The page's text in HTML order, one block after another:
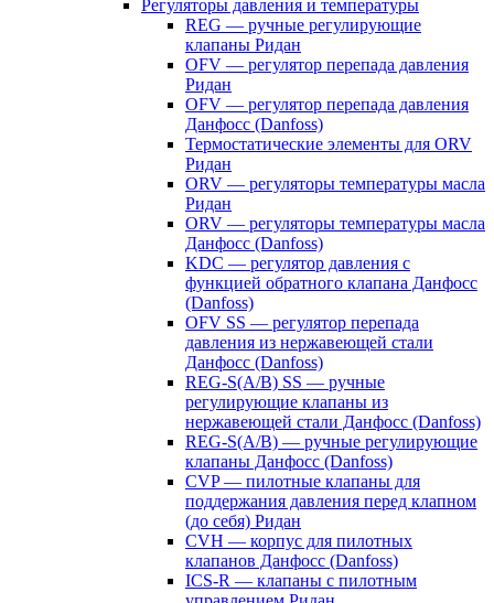
Регуляторы давления и температуры
REG — ручные регулирующие
клапаны Ридан
OFV — регулятор перепада давления
Ридан
OFV — регулятор перепада давления
Данфосс (Danfoss)
Термостатические элементы для ORV
Ридан
ORV — регуляторы температуры масла
Ридан
ORV — регуляторы температуры масла
Данфосс (Danfoss)
KDC — регулятор давления с
функцией обратного клапана Данфосс
(Danfoss)
OFV SS — регулятор перепада
давления из нержавеющей стали
Данфосс (Danfoss)
REG-S(A/B) SS — ручные
регулирующие клапаны из
нержавеющей стали Данфосс (Danfoss)
REG-S(A/B) — ручные регулирующие
клапаны Данфосс (Danfoss)
CVP — пилотные клапаны для
поддержания давления перед клапном
(до себя) Ридан
CVH — корпус для пилотных
клапанов Данфосс (Danfoss)
ICS-R — клапаны с пилотным